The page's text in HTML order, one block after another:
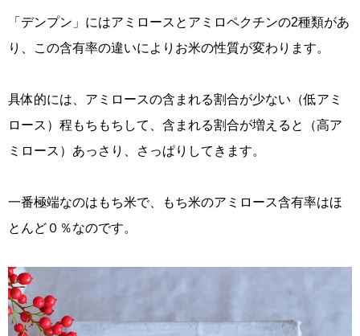
「デンプン」にはアミロースとアミロペクチンの2種類があ
り、この含有率の違いによりお米の性質が変わります。
具体的には、アミロースの含まれる割合が少ない（低アミ
ロース）程もちもちして、含まれる割合が増えると（高ア
ミロース）あっさり、さっぱりしてきます。
一番極端なのはもち米で、もち米のアミロース含有率はほ
とんど０％なのです。